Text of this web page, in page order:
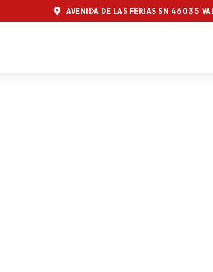
AVENIDA DE LAS FERIAS SN 46035